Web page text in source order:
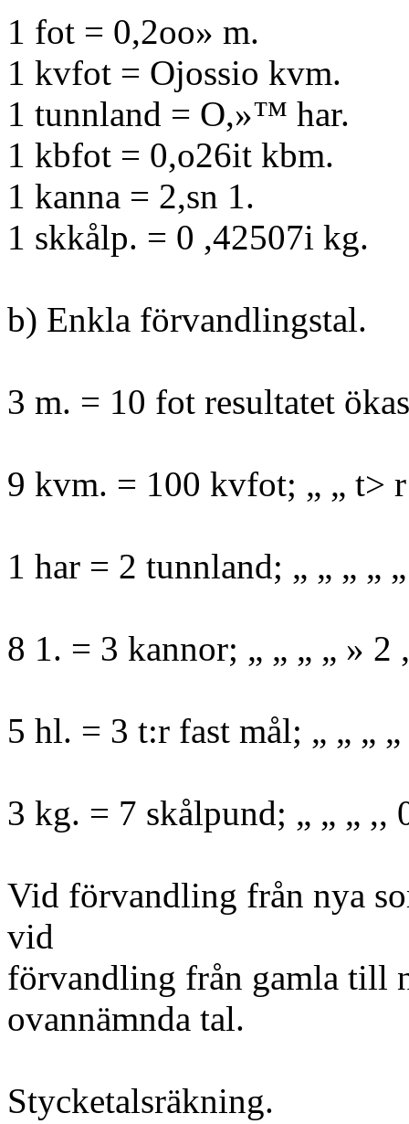
1 fot = 0,2oo» m.
1 kvfot = Ojossio kvm.
1 tunnland = O,»™ har.
1 kbfot = 0,o26it kbm.
1 kanna = 2,sn 1.
1 skkålp. = 0 ,42507i kg.
b) Enkla förvandlingstal.
3 m. = 10 fot resultatet
9 kvm. = 100 kvfot; „ „ t>
1 har = 2 tunnland; „ „ „ „
8 1. = 3 kannor; „ „ „ „ » 2
5 hl. = 3 t:r fast mål; „ „ „ „
3 kg. = 7 skålpund; „ „ „ ,,
Vid förvandling från nya
vid
förvandling från gamla till
ovannämnda tal.
Stycketalsräkning.